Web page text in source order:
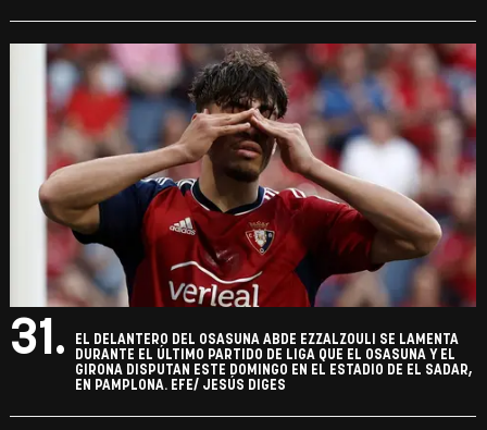
31.
EL DELANTERO DEL OSASUNA ABDE EZZALZOULI SE LAMENTA
DURANTE EL ÚLTIMO PARTIDO DE LIGA QUE EL OSASUNA Y EL
GIRONA DISPUTAN ESTE DOMINGO EN EL ESTADIO DE EL SADAR,
EN PAMPLONA. EFE/ JESÚS DIGES